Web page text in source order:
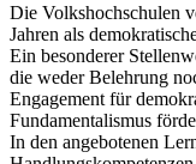
Die Volkshochschulen
Jahren als
Ein besonderer
die weder Belehrung
Engagement für
Fundamentalismus
In den angebotenen